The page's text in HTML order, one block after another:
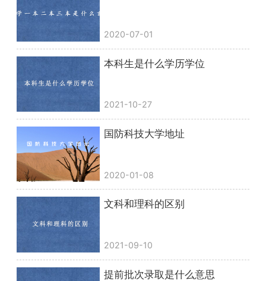
2020-07-01
本科生是什么学历学位
2021-10-27
国防科技大学地址
2020-01-08
文科和理科的区别
2021-09-10
提前批次录取是什么意思